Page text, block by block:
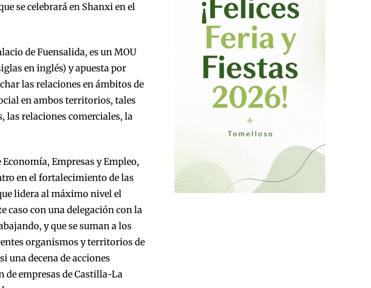
se celebrará en Shanxi en el
de Fuensalida, es un MOU
en inglés) y apuesta por
las relaciones en ámbitos de
en ambos territorios, tales
las relaciones comerciales, la
Empresas y Empleo,
en el fortalecimiento de las
lidera al máximo nivel el
caso con una delegación con la
y que se suman a los
organismos y territorios de
una decena de acciones
de empresas de Castilla-La